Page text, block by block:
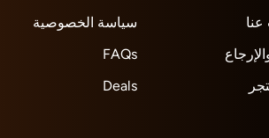
سياسة الخصوصية
FAQs
Deals